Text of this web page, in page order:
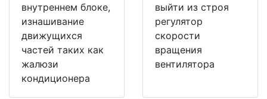
внутреннем блоке,
изнашивание
движущихся
частей таких как
жалюзи
кондиционера
выйти из строя
регулятор
скорости
вращения
вентилятора